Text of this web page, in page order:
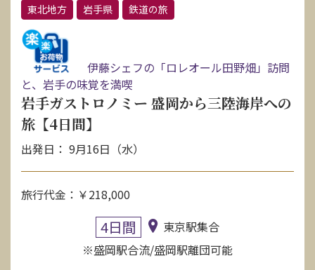
東北地方
岩手県 鉄道の旅
伊藤シェフの「ロレオール田野畑」訪問
と、岩手の味覚を満喫
岩手ガストロノミー 盛岡から三陸海岸への
旅【4日間】
出発日： 9月16日（水）
旅行代金：￥218,000
4日間
東京駅集合
※盛岡駅合流/盛岡駅離団可能